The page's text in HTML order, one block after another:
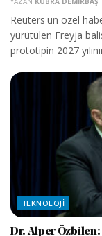
Reuters'un özel
yürütülen Freyja
prototipin 2027
TEKNOLOJI
Dr. Alper Özbilen: